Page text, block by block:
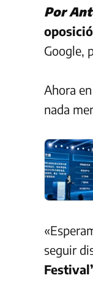
Por
Google,
Ahora
nada
seguir
Festival’